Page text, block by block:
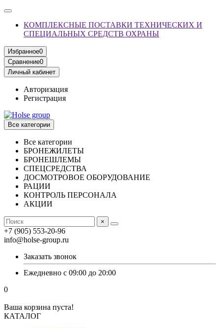
КОМПЛЕКСНЫЕ ПОСТАВКИ ТЕХНИЧЕСКИХ И
СПЕЦИАЛЬНЫХ СРЕДСТВ ОХРАНЫ
Избранное0
Сравнение0
Личный кабинет
Авторизация
Регистрация
Все категории
Все категории
БРОНЕЖИЛЕТЫ
БРОНЕШЛЕМЫ
СПЕЦСРЕДСТВА
ДОСМОТРОВОЕ ОБОРУДОВАНИЕ
РАЦИИ
КОНТРОЛЬ ПЕРСОНАЛА
АКЦИИ
×
+7 (905) 553-20-96
info@holse-group.ru
Заказать звонок
Ежедневно с 09:00 до 20:00
0
Ваша корзина пуста!
КАТАЛОГ